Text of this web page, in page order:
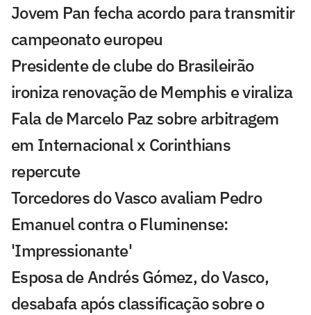
Jovem Pan fecha acordo para transmitir
campeonato europeu
Presidente de clube do Brasileirão
ironiza renovação de Memphis e viraliza
Fala de Marcelo Paz sobre arbitragem
em Internacional x Corinthians
repercute
Torcedores do Vasco avaliam Pedro
Emanuel contra o Fluminense:
'Impressionante'
Esposa de Andrés Gómez, do Vasco,
desabafa após classificação sobre o